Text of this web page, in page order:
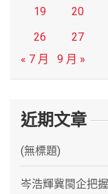
19 20
26
27
« 7 月
9 月 »
近期文章
(無標題)
岑浩輝冀閩企把